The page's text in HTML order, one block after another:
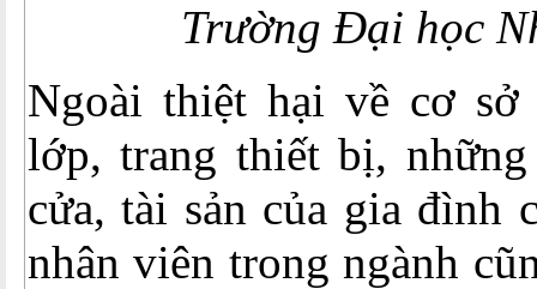
Trường Đại học
Ngoài thiệt hại về cơ sở
lớp, trang thiết bị,
cửa, tài sản của gia đình
nhân viên trong ngành